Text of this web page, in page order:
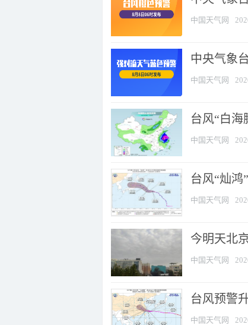
中国天气网
中央气象
中国天气网
台风“白海
中国天气网
台风“灿鸿
中国天气网
今明天北
中国天气网
台风预警
中国天气网